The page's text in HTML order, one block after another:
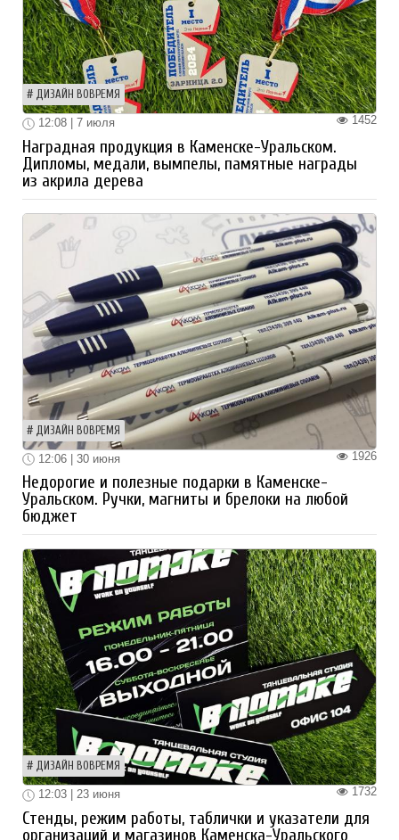
ДИЗАЙН ВОВРЕМЯ
1452
12:08 | 7 июля
Наградная продукция в Каменске-Уральском.
Дипломы, медали, вымпелы, памятные награды
из акрила дерева
ДИЗАЙН ВОВРЕМЯ
1926
12:06 | 30 июня
Недорогие и полезные подарки в Каменске-
Уральском. Ручки, магниты и брелоки на любой
бюджет
ДИЗАЙН ВОВРЕМЯ
1732
12:03 | 23 июня
Стенды, режим работы, таблички и указатели для
организаций и магазинов Каменска-Уральского